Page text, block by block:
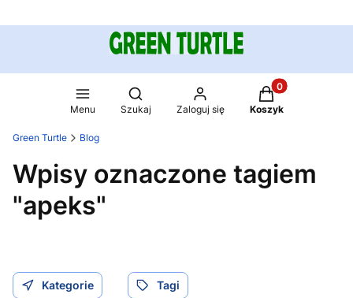
Menu
Otwórz wyszukiwarkę
Szukaj Zaloguj się
Produkty w
Koszyk
Green Turtle Blog
Wpisy oznaczone tagiem
"apeks"
Kategorie Tagi